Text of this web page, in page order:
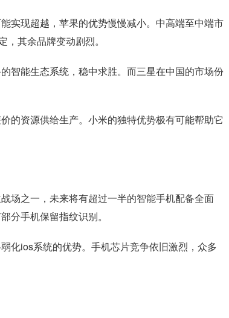
实现超越，苹果的优势慢慢减小。中高端至中端市
其余品牌变动剧烈。
智能生态系统，稳中求胜。而三星在中国的市场份
的资源供给生产。小米的独特优势极有可能帮助它
场之一，未来将有超过一半的智能手机配备全面
分手机保留指纹识别。
化ios系统的优势。手机芯片竞争依旧激烈，众多